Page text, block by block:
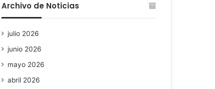
Archivo de Noticias
julio 2026
junio 2026
mayo 2026
abril 2026